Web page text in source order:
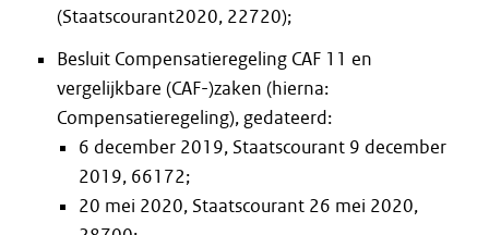
(Staatscourant2020, 22720);
Besluit Compensatieregeling CAF 11 en
vergelijkbare (CAF-)zaken (hierna:
Compensatieregeling), gedateerd:
6 december 2019, Staatscourant 9 december
2019, 66172;
20 mei 2020, Staatscourant 26 mei 2020,